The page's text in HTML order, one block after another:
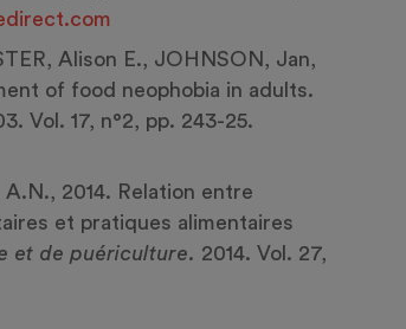
Alison E., JOHNSON, Jan,
of food neophobia in adults.
Vol. 17, n°2, pp. 243-25.
2014. Relation entre
et pratiques alimentaires
et de puériculture. 2014. Vol. 27,